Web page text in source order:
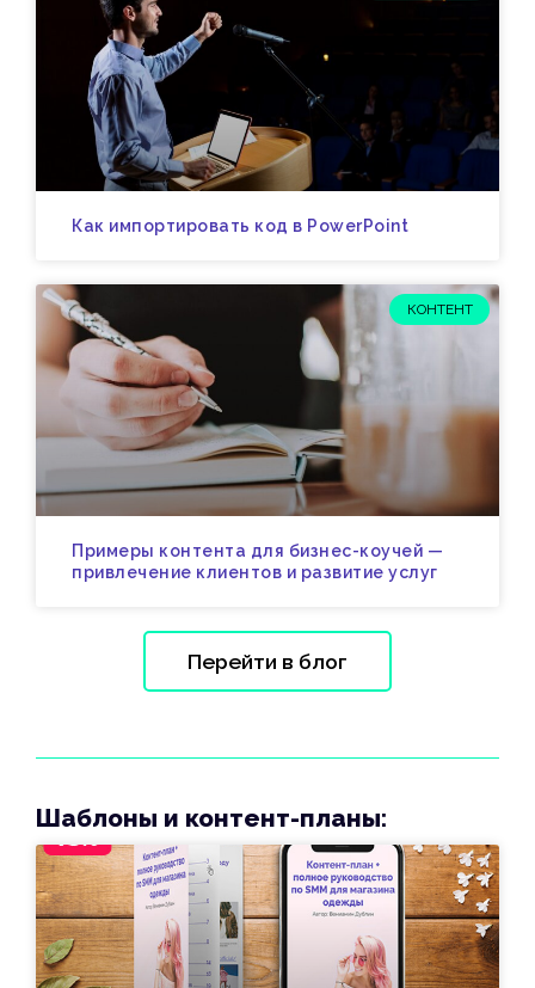
Как импортировать код в PowerPoint
КОНТЕНТ
Примеры контента для бизнес-коучей —
привлечение клиентов и развитие услуг
Перейти в блог
Шаблоны и контент-планы: